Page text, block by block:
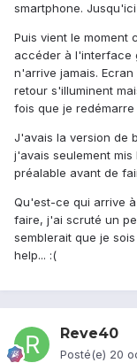
smartphone.
Puis vient le moment
accéder à l'interface
n'arrive jamais.
retour s'illuminent
fois que je
J'avais la version de
j'avais seulement
préalable avant de
Qu'est-ce qui arrive
faire, j'ai scruté un
semblerait que je
help... :(
Reve40
Posté(e) 20